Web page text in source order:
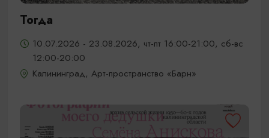
Тогда
10.07.2026 - 23.08.2026, чт-пт 16:00-21:00, сб-вс
12:00-20:00
Калининград, Арт-пространство «Барн»